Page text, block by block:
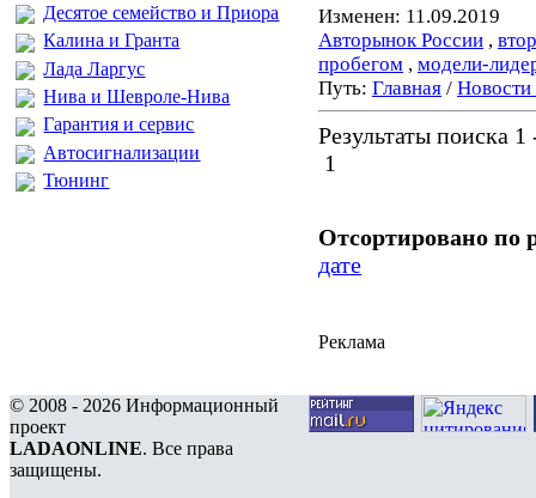
Десятое семейство и Приора
Калина и Гранта
Лада Ларгус
Нива и Шевроле-Нива
Гарантия и сервис
Автосигнализации
Тюнинг
Изменен: 11.09.2019
Авторынок России ,
пробегом , модели-
Путь: Главная /
Результаты поиска 1
1
Отсортировано по
дате
Реклама
© 2008 - 2026 Информационный
проект
LADAONLINE. Все права
защищены.